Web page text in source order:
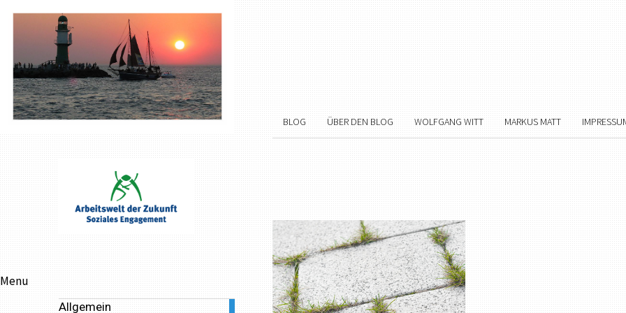
Menu
Allgemein
BLOG ÜBER DEN BLOG WOLFGANG WITT MARKUS MATT